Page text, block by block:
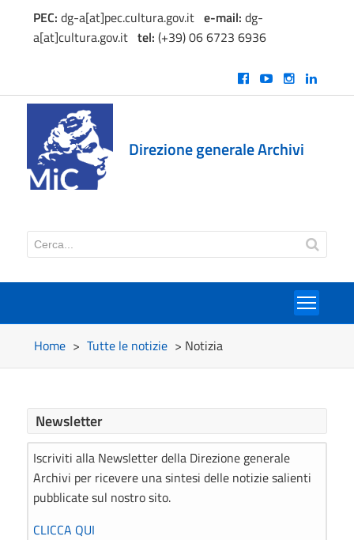
PEC: dg-a[at]pec.cultura.gov.ite-mail: dg-
a[at]cultura.gov.ittel: (+39) 06 6723 6936
Direzione generale Archivi
Home > Tutte le notizie > Notizia
Newsletter
Iscriviti alla Newsletter della Direzione generale
Archivi per ricevere una sintesi delle notizie salienti
pubblicate sul nostro sito.
CLICCA QUI